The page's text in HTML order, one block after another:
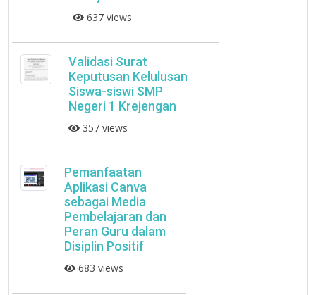
637 views
Validasi Surat
Keputusan Kelulusan
Siswa-siswi SMP
Negeri 1 Krejengan
357 views
Pemanfaatan
Aplikasi Canva
sebagai Media
Pembelajaran dan
Peran Guru dalam
Disiplin Positif
683 views